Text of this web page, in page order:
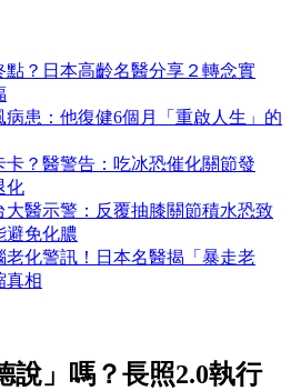
點？日本高齡名醫分享２轉念實
患：他復健6個月「重啟人生」的
卡？醫警告：吃冰恐催化關節發
化
大醫示警：反覆抽膝關節積水恐致
避免化膿
老化警訊！日本名醫揭「暴走老
真相
說」嗎？長照2.0執行